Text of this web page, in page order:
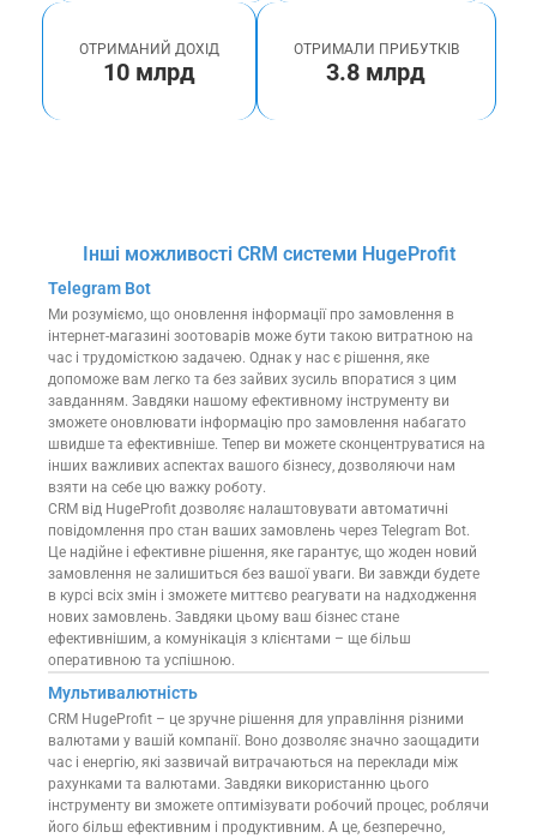
ОТРИМАНИЙ ДОХІД
10 млрд
ОТРИМАЛИ ПРИБУТКІВ
3.8 млрд
Інші можливості CRM системи HugeProfit
Telegram Bot
Ми розуміємо, що оновлення інформації про замовлення в
інтернет-магазині зоотоварів може бути такою витратною на
час і трудомісткою задачею. Однак у нас є рішення, яке
допоможе вам легко та без зайвих зусиль впоратися з цим
завданням. Завдяки нашому ефективному інструменту ви
зможете оновлювати інформацію про замовлення набагато
швидше та ефективніше. Тепер ви можете сконцентруватися на
інших важливих аспектах вашого бізнесу, дозволяючи нам
взяти на себе цю важку роботу.
CRM від HugeProfit дозволяє налаштовувати автоматичні
повідомлення про стан ваших замовлень через Telegram Bot.
Це надійне і ефективне рішення, яке гарантує, що жоден новий
замовлення не залишиться без вашої уваги. Ви завжди будете
в курсі всіх змін і зможете миттєво реагувати на надходження
нових замовлень. Завдяки цьому ваш бізнес стане
ефективнішим, а комунікація з клієнтами – ще більш
оперативною та успішною.
Мультивалютність
CRM HugeProfit – це зручне рішення для управління різними
валютами у вашій компанії. Воно дозволяє значно заощадити
час і енергію, які зазвичай витрачаються на переклади між
рахунками та валютами. Завдяки використанню цього
інструменту ви зможете оптимізувати робочий процес, роблячи
його більш ефективним і продуктивним. А це, безперечно,